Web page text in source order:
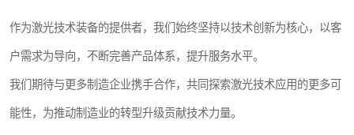
作为激光技术装备的提供者，我们始终坚持以技术创新为核心，以客
户需求为导向，不断完善产品体系，提升服务水平。
我们期待与更多制造企业携手合作，共同探索激光技术应用的更多可
能性，为推动制造业的转型升级贡献技术力量。